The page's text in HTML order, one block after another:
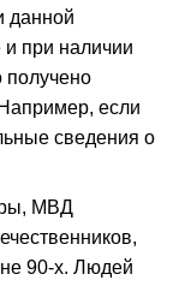
данной
при наличии
получено
если
сведения о
МВД
90-х. Людей